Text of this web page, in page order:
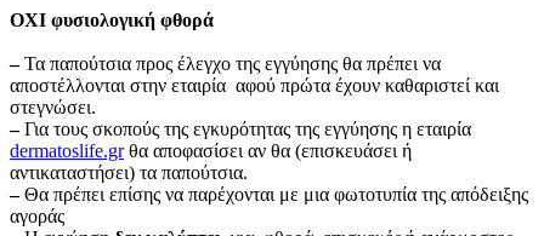
ΟΧΙ φυσιολογική φθορά
–Τα παπούτσια προς έλεγχο της εγγύησης θα πρέπει να
αποστέλλονται στην εταιρία αφού πρώτα έχουν καθαριστεί και
στεγνώσει.
–Για τους σκοπούς της εγκυρότητας της εγγύησης η εταιρία
dermatoslife.grθα αποφασίσει αν θα (επισκευάσει ή
αντικαταστήσει) τα παπούτσια.
–Θα πρέπει επίσης να παρέχονται με μια φωτοτυπία της απόδειξης
αγοράς